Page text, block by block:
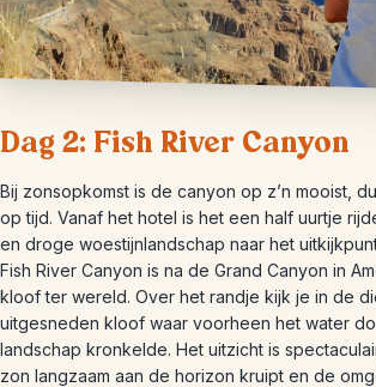
Dag 2: Fish River Canyon
Bij zonsopkomst is de canyon op z’n mooist,
op tijd. Vanaf het hotel is het een half uurtje
en droge woestijnlandschap naar het
Fish River Canyon is na de Grand Canyon in
kloof ter wereld. Over het randje kijk je in de
uitgesneden kloof waar voorheen het water
landschap kronkelde. Het uitzicht is
zon langzaam aan de horizon kruipt en de